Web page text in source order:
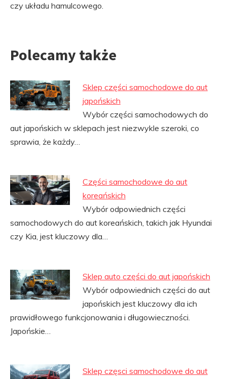
czy układu hamulcowego.
Polecamy także
Sklep części samochodowe do aut
japońskich
Wybór części samochodowych do
aut japońskich w sklepach jest niezwykle szeroki, co
sprawia, że każdy…
Części samochodowe do aut
koreańskich
Wybór odpowiednich części
samochodowych do aut koreańskich, takich jak Hyundai
czy Kia, jest kluczowy dla…
Sklep auto części do aut japońskich
Wybór odpowiednich części do aut
japońskich jest kluczowy dla ich
prawidłowego funkcjonowania i długowieczności.
Japońskie…
Sklep częsci samochodowe do aut